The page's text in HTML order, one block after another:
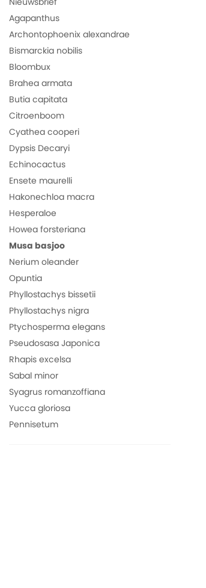
Agapanthus
Archontophoenix alexandrae
Bismarckia nobilis
Bloombux
Brahea armata
Butia capitata
Citroenboom
Cyathea cooperi
Dypsis Decaryi
Echinocactus
Ensete maurelli
Hakonechloa macra
Hesperaloe
Howea forsteriana
Musa basjoo
Nerium oleander
Opuntia
Phyllostachys bissetii
Phyllostachys nigra
Ptychosperma elegans
Pseudosasa Japonica
Rhapis excelsa
Sabal minor
Syagrus romanzoffiana
Yucca gloriosa
Pennisetum